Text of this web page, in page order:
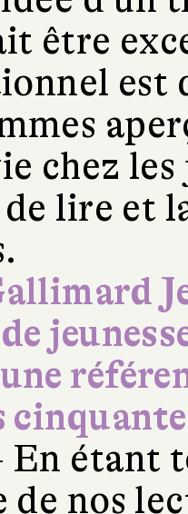
être
est
chez
lire et
étant
de nos